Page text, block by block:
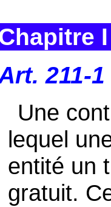
211-1
Une
lequel
entité un
gratuit.